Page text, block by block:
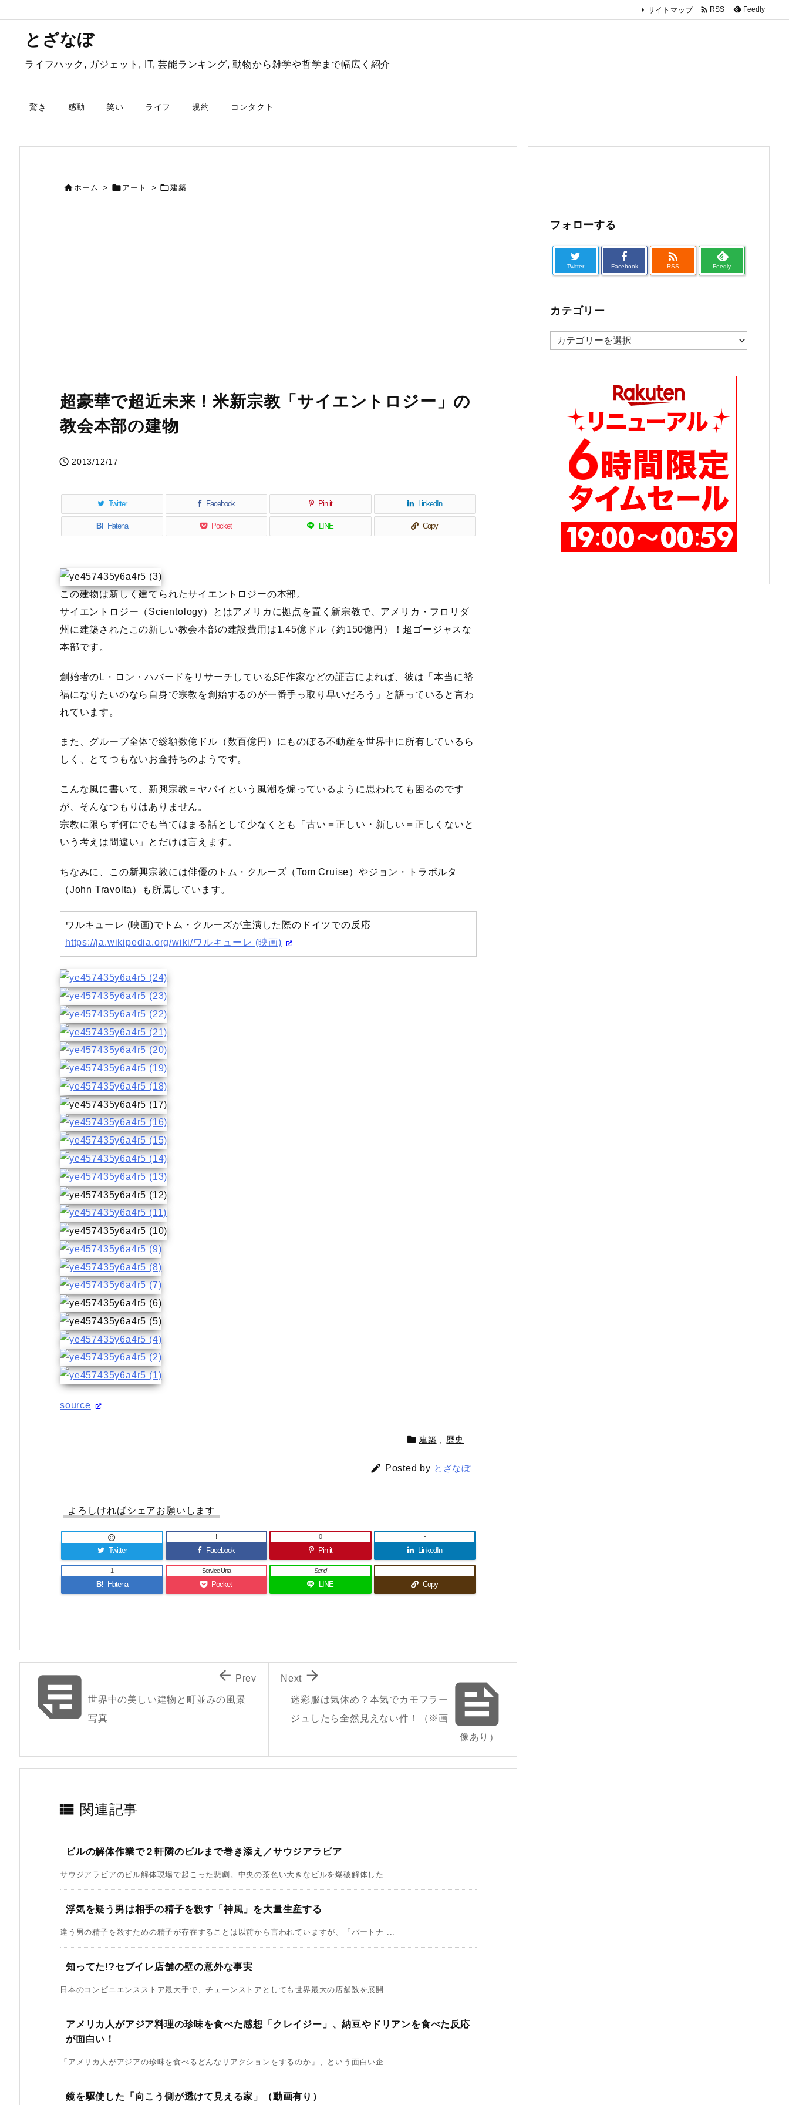
とざなぼ
ライフハック, ガジェット, IT, 芸能ランキング, 動物から雑学や哲学まで幅広く紹介
驚き 感動 笑い ライフ 規約 コンタクト
サイトマップ  RSS Feedly
ホーム >  アート > 建築
超豪華で超近未来！米新宗教「サイエントロジー」の
教会本部の建物
 2013/12/17
Twitter Facebook Pin it LinkedIn
B! Hatena Pocket LINE Copy
この建物は新しく建てられたサイエントロジーの本部。
サイエントロジー（Scientology）とはアメリカに拠点を置く新宗教で、アメリカ・フロリダ
州に建築されたこの新しい教会本部の建設費用は1.45億ドル（約150億円）！超ゴージャスな
本部です。
創始者のL・ロン・ハバードをリサーチしている SF作家などの証言によれば、彼は「本当に裕
福になりたいのなら自身で宗教を創始するのが一番手っ取り早いだろう」と語っていると言わ
れています。
また、グループ全体で総額数億ドル（数百億円）にものぼる不動産を世界中に所有しているら
しく、とてつもないお金持ちのようです。
こんな風に書いて、新興宗教＝ヤバイという風潮を煽っているように思われても困るのです
が、そんなつもりはありません。
宗教に限らず何にでも当てはまる話として少なくとも「古い＝正しい・新しい＝正しくないと
いう考えは間違い」とだけは言えます。
ちなみに、この新興宗教には俳優のトム・クルーズ（Tom Cruise）やジョン・トラボルタ
（John Travolta）も所属しています。
ワルキューレ (映画)でトム・クルーズが主演した際のドイツでの反応
https://ja.wikipedia.org/wiki/ワルキューレ (映画)
source
 建築 歴史
 Posted by とざなぼ
よろしければシェアお願いします
Twitter

Facebook
!
Pin it
0
LinkedIn
-
B! Hatena
1
Pocket
Service Una
LINE
Send
Copy
-

迷彩服は気休め？本気でカモフラー
ジュしたら全然見えない件！（※画
像あり）

Next
世界中の美しい建物と町並みの風景
写真
 Prev
 関連記事
ビルの解体作業で２軒隣のビルまで巻き添え／サウジアラビア
サウジアラビアのビル解体現場で起こった悲劇。中央の茶色い大きなビルを爆破解体した ...
浮気を疑う男は相手の精子を殺す「神風」を大量生産する
違う男の精子を殺すための精子が存在することは以前から言われていますが、「パートナ ...
知ってた!?セブイレ店舗の壁の意外な事実
日本のコンビニエンスストア最大手で、チェーンストアとしても世界最大の店舗数を展開 ...
アメリカ人がアジア料理の珍味を食べた感想「クレイジー」、納豆やドリアンを食べた反応
が面白い！
「アメリカ人がアジアの珍味を食べるどんなリアクションをするのか」、という面白い企 ...
鏡を駆使した「向こう側が透けて見える家」（動画有り）
フォローする
Twitter Facebook

RSS Feedly
カテゴリー
カ